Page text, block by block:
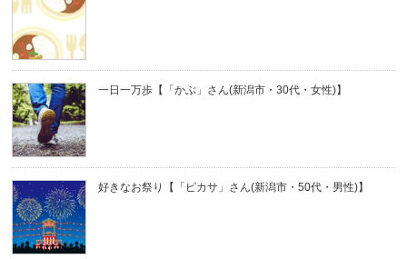
一日一万歩【「かぶ」さん(新潟市・30代・女性)】
好きなお祭り【「ピカサ」さん(新潟市・50代・男性)】